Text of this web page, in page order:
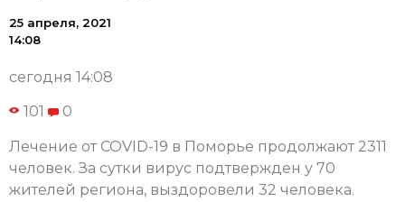
25 апреля, 2021
14:08
сегодня 14:08
101 0
Лечение от COVID-19 в Поморье продолжают 2311
человек. За сутки вирус подтвержден у 70
жителей региона, выздоровели 32 человека.